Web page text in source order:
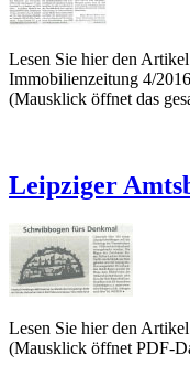
Lesen Sie hier den
Immobilienzeitung 4/2016
(Mausklick öffnet das
Leipziger
Lesen Sie hier den
(Mausklick öffnet PDF-